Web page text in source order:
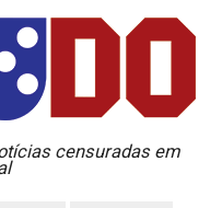
censuradas em